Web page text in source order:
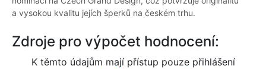
a vysokou kvalitu jejích šperků na českém trhu.
Zdroje pro výpočet hodnocení:
K těmto údajům mají přístup pouze přihlášení